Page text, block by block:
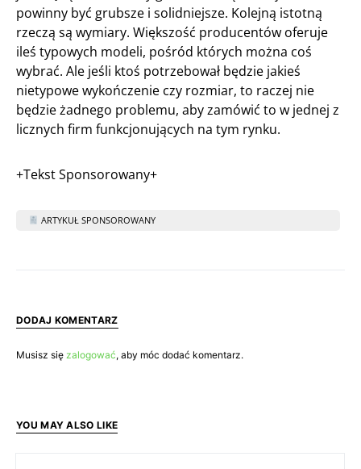
powinny być grubsze i solidniejsze. Kolejną istotną
rzeczą są wymiary. Większość producentów oferuje
ileś typowych modeli, pośród których można coś
wybrać. Ale jeśli ktoś potrzebował będzie jakieś
nietypowe wykończenie czy rozmiar, to raczej nie
będzie żadnego problemu, aby zamówić to w jednej z
licznych firm funkcjonujących na tym rynku.
+Tekst Sponsorowany+
ARTYKUŁ SPONSOROWANY
DODAJ KOMENTARZ
Musisz się zalogować, aby móc dodać komentarz.
YOU MAY ALSO LIKE